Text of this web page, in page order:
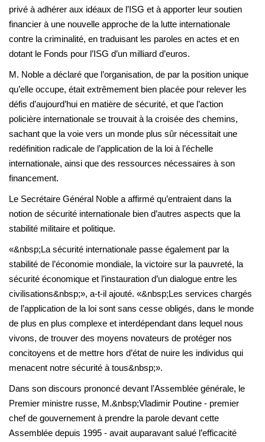
privé à adhérer aux idéaux de l’ISG et à apporter leur soutien
financier à une nouvelle approche de la lutte internationale
contre la criminalité, en traduisant les paroles en actes et en
dotant le Fonds pour l’ISG d’un milliard d’euros.
M. Noble a déclaré que l’organisation, de par la position unique
qu’elle occupe, était extrêmement bien placée pour relever les
défis d’aujourd’hui en matière de sécurité, et que l’action
policière internationale se trouvait à la croisée des chemins,
sachant que la voie vers un monde plus sûr nécessitait une
redéfinition radicale de l’application de la loi à l’échelle
internationale, ainsi que des ressources nécessaires à son
financement.
Le Secrétaire Général Noble a affirmé qu’entraient dans la
notion de sécurité internationale bien d’autres aspects que la
stabilité militaire et politique.
«&nbsp;La sécurité internationale passe également par la
stabilité de l’économie mondiale, la victoire sur la pauvreté, la
sécurité économique et l’instauration d’un dialogue entre les
civilisations&nbsp;», a-t-il ajouté. «&nbsp;Les services chargés
de l’application de la loi sont sans cesse obligés, dans le monde
de plus en plus complexe et interdépendant dans lequel nous
vivons, de trouver des moyens novateurs de protéger nos
concitoyens et de mettre hors d’état de nuire les individus qui
menacent notre sécurité à tous&nbsp;».
Dans son discours prononcé devant l’Assemblée générale, le
Premier ministre russe, M.&nbsp;Vladimir Poutine - premier
chef de gouvernement à prendre la parole devant cette
Assemblée depuis 1995 - avait auparavant salué l’efficacité